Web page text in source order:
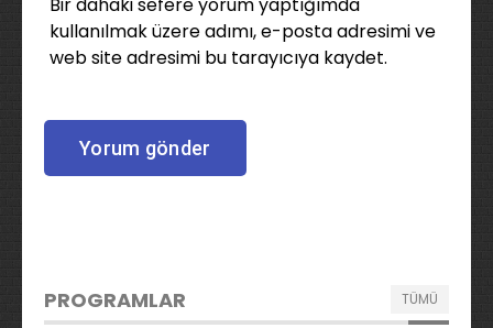
kullanılmak üzere adımı, e-posta adresimi ve
web site adresimi bu tarayıcıya kaydet.
PROGRAMLAR TÜMÜ